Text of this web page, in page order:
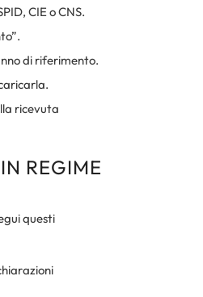
CIE o CNS.
di riferimento.
ricevuta
REGIME
questi